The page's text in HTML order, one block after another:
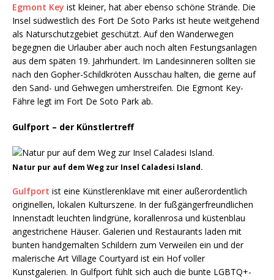
Egmont Key ist kleiner, hat aber ebenso schöne Strände. Die
Insel südwestlich des Fort De Soto Parks ist heute weitgehend
als Naturschutzgebiet geschützt. Auf den Wanderwegen
begegnen die Urlauber aber auch noch alten Festungsanlagen
aus dem späten 19. Jahrhundert. Im Landesinneren sollten sie
nach den Gopher-Schildkröten Ausschau halten, die gerne auf
den Sand- und Gehwegen umherstreifen. Die Egmont Key-
Fähre legt im Fort De Soto Park ab.
Gulfport – der Künstlertreff
Natur pur auf dem Weg zur Insel Caladesi Island.
Gulfport ist eine Künstlerenklave mit einer außerordentlich
originellen, lokalen Kulturszene. In der fußgängerfreundlichen
Innenstadt leuchten lindgrüne, korallenrosa und küstenblau
angestrichene Häuser. Galerien und Restaurants laden mit
bunten handgemalten Schildern zum Verweilen ein und der
malerische Art Village Courtyard ist ein Hof voller
Kunstgalerien. In Gulfport fühlt sich auch die bunte LGBTQ+-